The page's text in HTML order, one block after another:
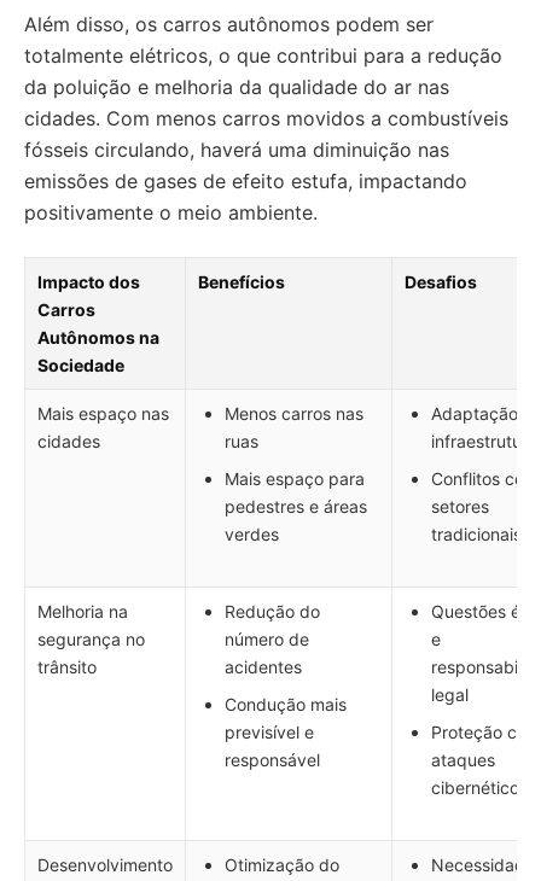
Além disso, os carros autônomos podem ser
totalmente elétricos, o que contribui para a redução
da poluição e melhoria da qualidade do ar nas
cidades. Com menos carros movidos a combustíveis
fósseis circulando, haverá uma diminuição nas
emissões de gases de efeito estufa, impactando
positivamente o meio ambiente.
Impacto dos
Carros
Autônomos na
Sociedade
Benefícios Desafios
Mais espaço nas
cidades
Menos carros nas
ruas
Mais espaço para
pedestres e áreas
verdes
Adaptação
infraestrutura
Conflitos com
setores
tradicionais
Melhoria na
segurança no
trânsito
Redução do
número de
acidentes
Condução mais
previsível e
responsável
Questões
e
legal
Proteção
ataques
cibernéticos
Desenvolvimento
Otimização do
Necessidade